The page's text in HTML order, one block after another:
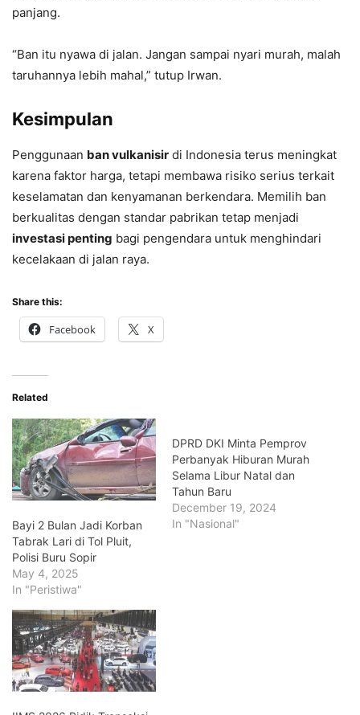
panjang.
“Ban itu nyawa di jalan. Jangan sampai nyari murah, malah
taruhannya lebih mahal,” tutup Irwan.
Kesimpulan
Penggunaan ban vulkanisir di Indonesia terus meningkat
karena faktor harga, tetapi membawa risiko serius terkait
keselamatan dan kenyamanan berkendara. Memilih ban
berkualitas dengan standar pabrikan tetap menjadi
investasi penting bagi pengendara untuk menghindari
kecelakaan di jalan raya.
Share this:
Facebook X
Related
Bayi 2 Bulan Jadi Korban
Tabrak Lari di Tol Pluit,
Polisi Buru Sopir
May 4, 2025
In "Peristiwa"
DPRD DKI Minta Pemprov
Perbanyak Hiburan Murah
Selama Libur Natal dan
Tahun Baru
December 19, 2024
In "Nasional"